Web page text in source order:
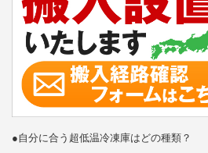
●自分に合う超低温冷凍庫はどの種類？